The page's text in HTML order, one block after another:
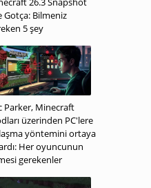
Merge
Dragons!,
Gotça: Bilmeniz
5 şey
Parker, Minecraft
üzerinden PC'lere
yöntemini ortaya
Her oyuncunun
gerekenler